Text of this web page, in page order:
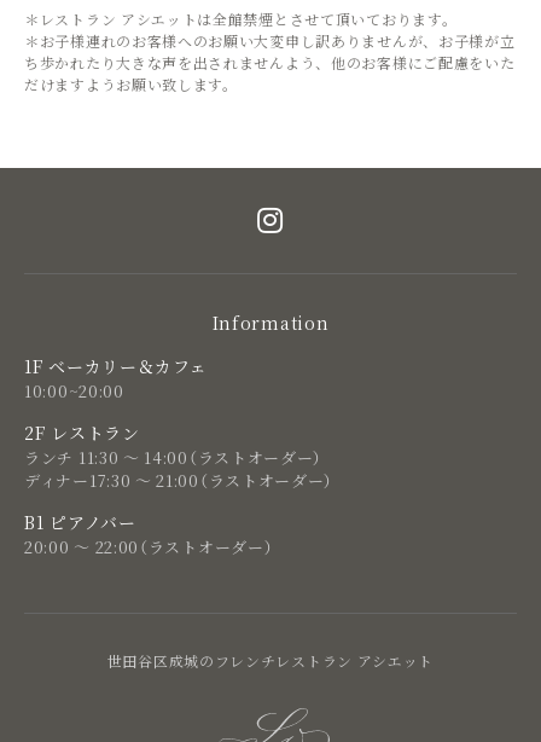
＊レストラン アシエットは全館禁煙とさせて頂いております。
＊お子様連れのお客様へのお願い大変申し訳ありませんが、お子様が立
ち歩かれたり大きな声を出されませんよう、他のお客様にご配慮をいた
だけますようお願い致します。
Information
1F ベーカリー＆カフェ
10:00~20:00
2F レストラン
ランチ 11:30 ～ 14:00（ラストオーダー）
ディナー17:30 ～ 21:00（ラストオーダー）
B1 ピアノバー
20:00 ～ 22:00（ラストオーダー）
世田谷区成城のフレンチレストラン アシエット